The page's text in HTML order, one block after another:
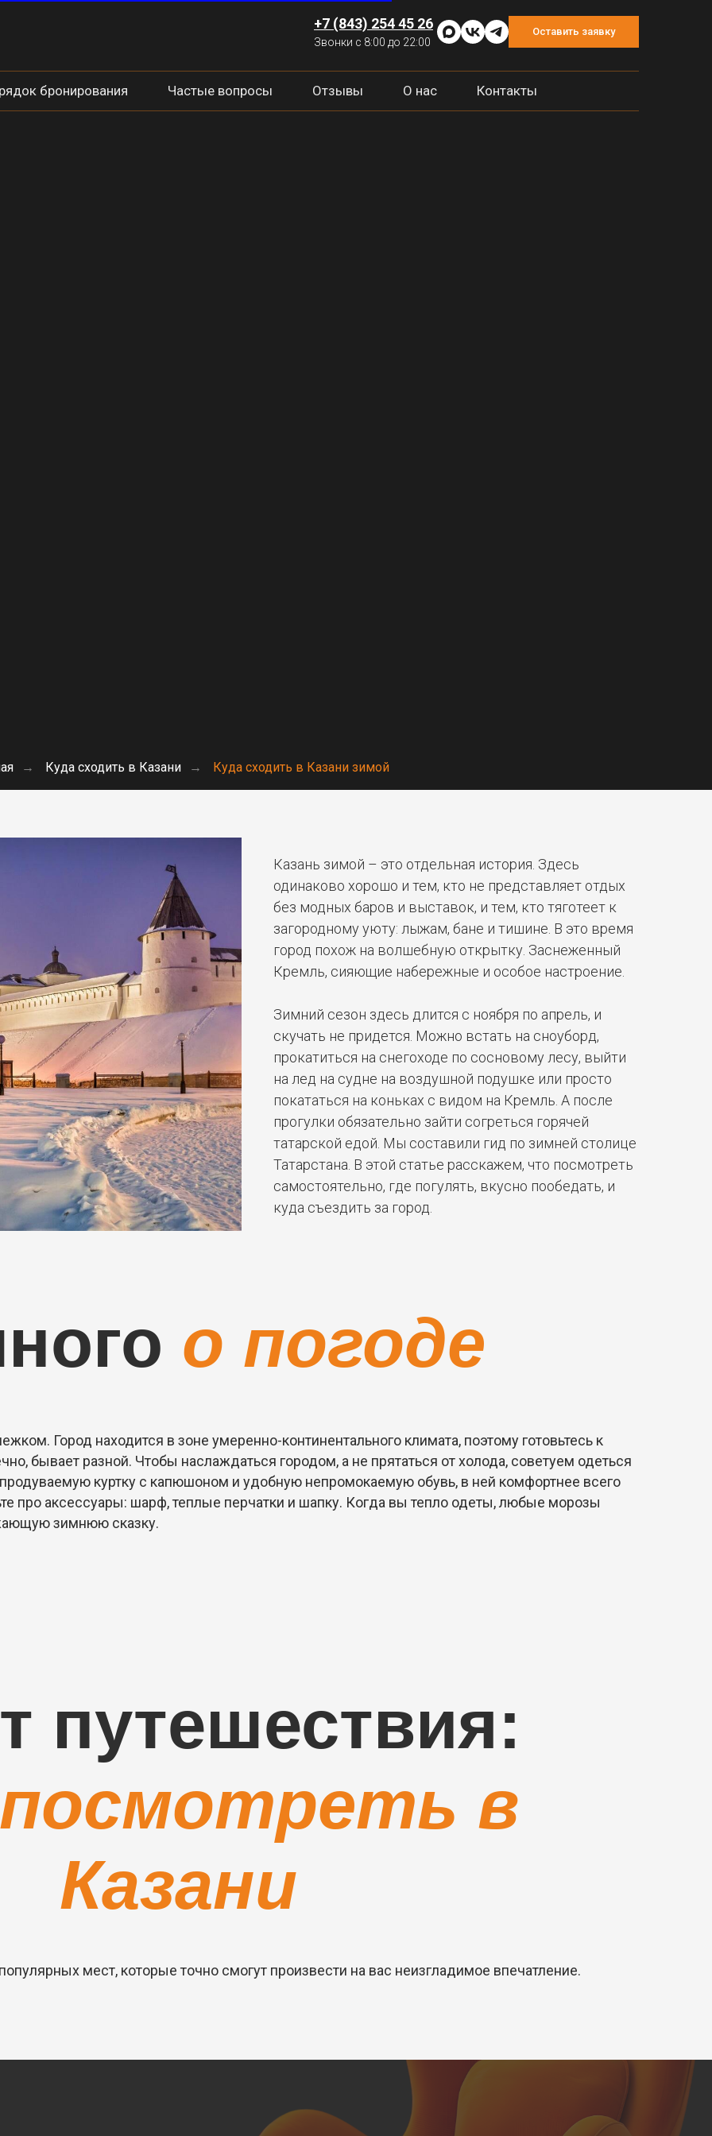
бронирования Частые вопросы Отзывы О нас Контакты
+7 (843) 254 45 26
Звонки с 8:00 до 22:00
Оставить заявку
→ Куда сходить в Казани → Куда сходить в Казани зимой
Казань зимой – это отдельная история. Здесь
одинаково хорошо и тем, кто не представляет отдых
без модных баров и выставок, и тем, кто тяготеет к
загородному уюту: лыжам, бане и тишине. В это время
город похож на волшебную открытку. Заснеженный
Кремль, сияющие набережные и особое настроение.
Зимний сезон здесь длится с ноября по апрель, и
скучать не придется. Можно встать на сноуборд,
прокатиться на снегоходе по сосновому лесу, выйти
на лед на судне на воздушной подушке или просто
покататься на коньках с видом на Кремль. А после
прогулки обязательно зайти согреться горячей
татарской едой. Мы составили гид по зимней столице
Татарстана. В этой статье расскажем, что посмотреть
самостоятельно, где погулять, вкусно пообедать, и
куда съездить за город.
о погоде
Город находится в зоне умеренно-континентального климата, поэтому готовьтесь к
бывает разной. Чтобы наслаждаться городом, а не прятаться от холода, советуем одеться
куртку с капюшоном и удобную непромокаемую обувь, в ней комфортнее всего
про аксессуары: шарф, теплые перчатки и шапку. Когда вы тепло одеты, любые морозы
зимнюю сказку.
путешествия:
в
Казани
мест, которые точно смогут произвести на вас неизгладимое впечатление.